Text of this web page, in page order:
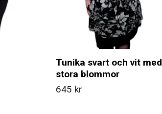
Tunika svart och vit med
stora blommor
645 kr